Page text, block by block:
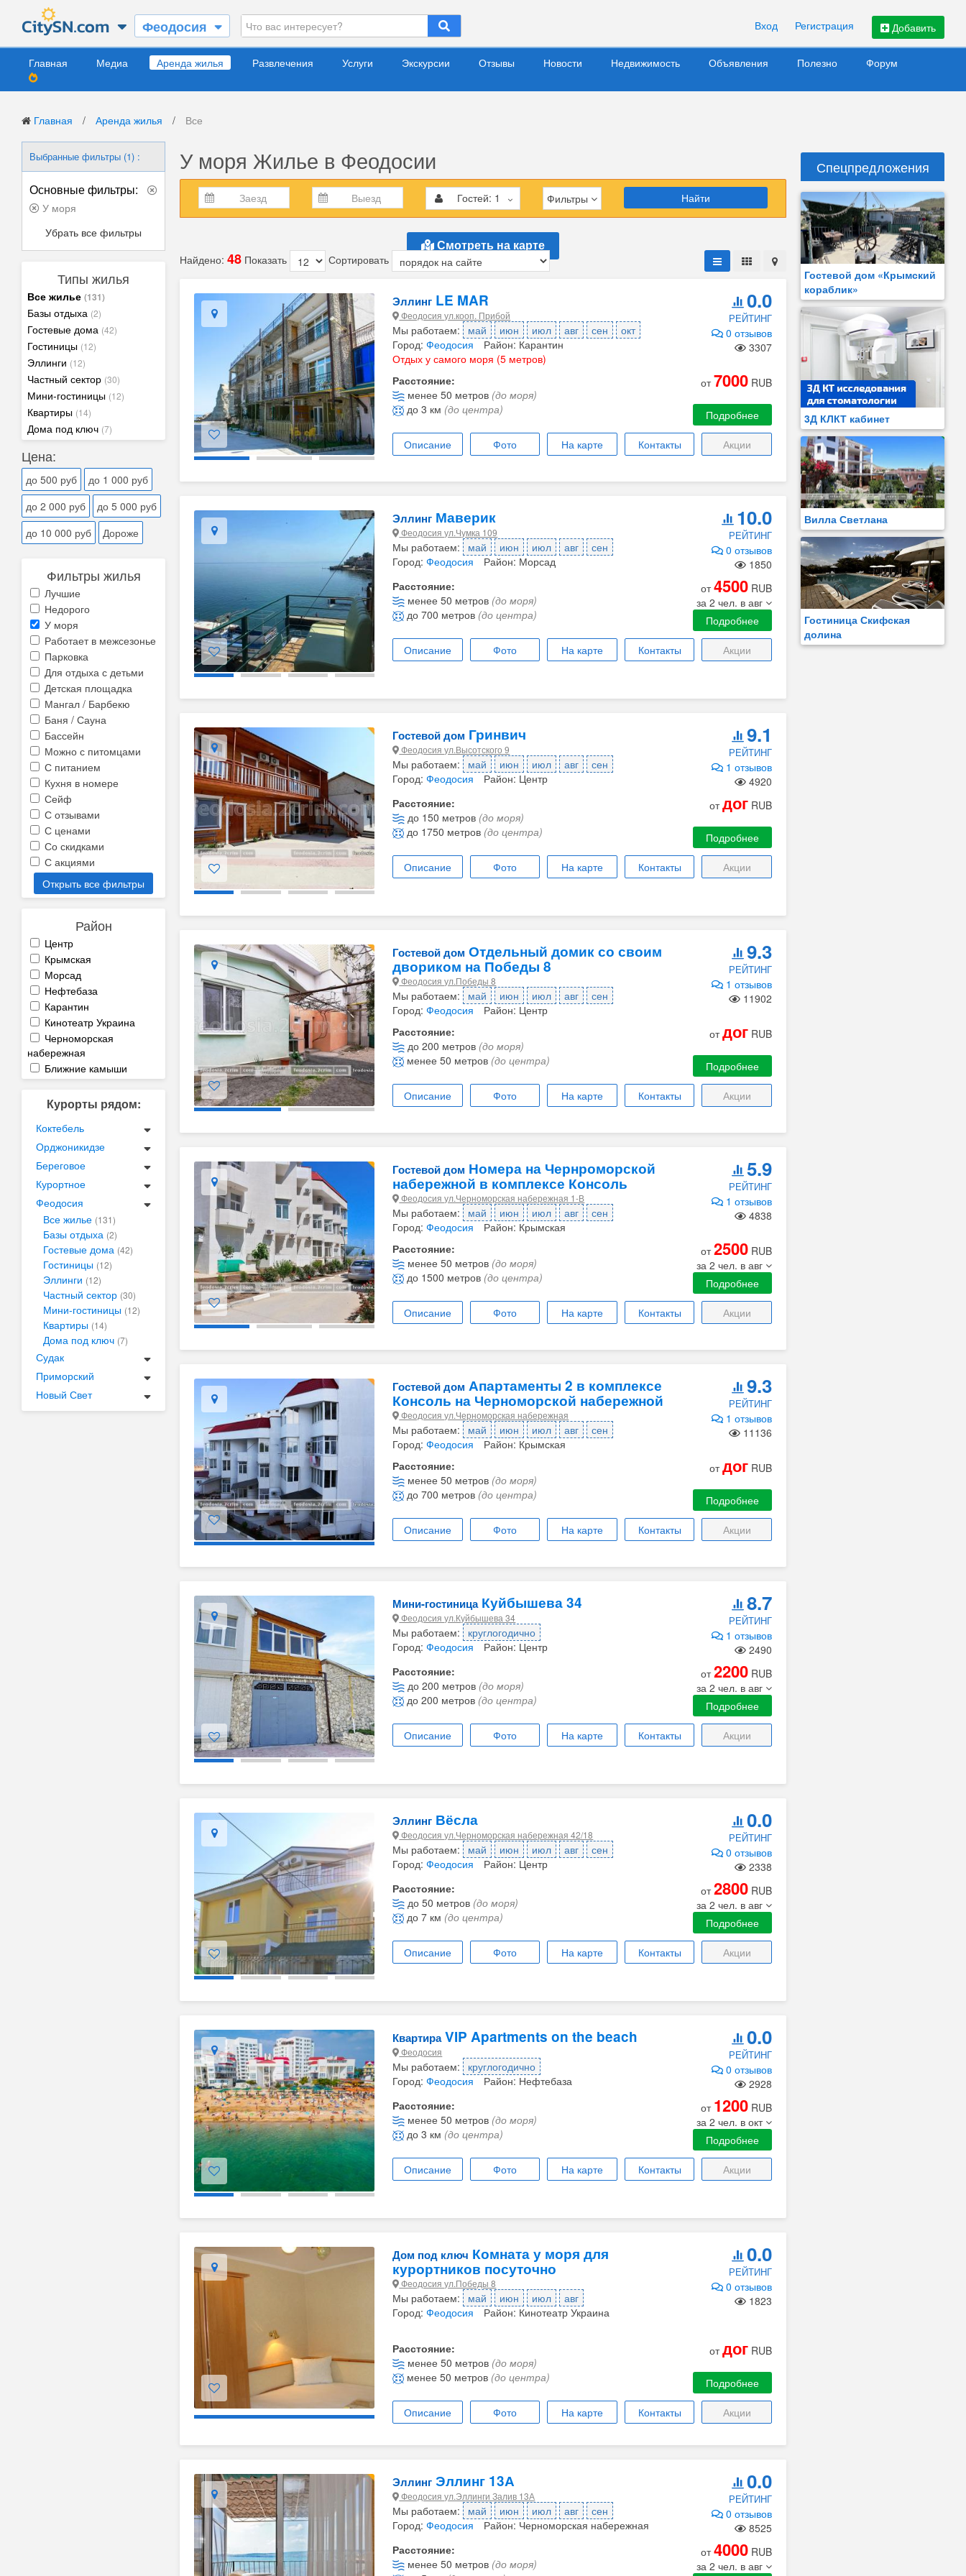
Феодосия Добавить
Вход Регистрация
Главная Медиа Аренда жилья Развлечения Услуги Экскурсии Отзывы Новости Недвижимость Объявления Полезно Форум
Главная / Аренда жилья / Все
Выбранные фильтры (1) :
Основные фильтры:
У моря
Убрать все фильтры
Типы жилья
Все жилье (131)
Базы отдыха (2)
Гостевые дома (42)
Гостиницы (12)
Эллинги (12)
Частный сектор (30)
Мини-гостиницы (12)
Квартиры (14)
Дома под ключ (7)
Цена:
до 500 руб
до 1 000 руб
до 2 000 руб
до 5 000 руб
до 10 000 руб
Дороже
Фильтры жилья
Лучшие
Недорого
У моря
Работает в межсезонье
Парковка
Для отдыха с детьми
Детская площадка
Мангал / Барбекю
Баня / Сауна
Бассейн
Можно с питомцами
С питанием
Кухня в номере
Сейф
С отзывами
С ценами
Со скидками
С акциями
Открыть все фильтры
Район
Центр
Крымская
Морсад
Нефтебаза
Карантин
Кинотеатр Украина
Черноморская
набережная
Ближние камыши
Курорты рядом:
Коктебель
Орджоникидзе
Береговое
Курортное
Феодосия
Все жилье (131)
Базы отдыха (2)
Гостевые дома (42)
Гостиницы (12)
Эллинги (12)
Частный сектор (30)
Мини-гостиницы (12)
Квартиры (14)
Дома под ключ (7)
Судак
Приморский
Новый Свет
У моря Жилье в Феодосии
Гостей: 1 Фильтры Найти
Смотреть на карте
Найдено: 48 Показать Сортировать
Эллинг LE MAR
Феодосия ул.кооп. Прибой
Мы работаем: май июн июл авг сен
окт
Город:Феодосия
Район: Карантин
Отдых у самого моря (5 метров)
0.0
РЕЙТИНГ
0 отзывов
3307
Расстояние:
менее 50 метров (до моря)
до 3 км (до центра)
от7000RUB
Подробнее
Описание Фото На карте Контакты Акции
Эллинг Маверик
Феодосия ул.Чумка 109
Мы работаем: май июн июл авг
сен
Город:Феодосия Район: Морсад
10.0
РЕЙТИНГ
0 отзывов
1850
Расстояние:
менее 50 метров (до моря)
до 700 метров (до центра)
от4500RUB
за 2 чел. в авг
Подробнее
Описание Фото На карте Контакты Акции
Гостевой дом Гринвич
Феодосия ул.Высотского 9
Мы работаем: май июн июл авг
сен
Город:Феодосия Район: Центр
9.1
РЕЙТИНГ
1 отзывов
4920
Расстояние:
до 150 метров (до моря)
до 1750 метров (до центра)
отдогRUB
Подробнее
Описание Фото На карте Контакты Акции
Гостевой дом Отдельный домик со своим
двориком на Победы 8
Феодосия ул.Победы 8
Мы работаем: май июн июл авг
сен
Город:Феодосия Район: Центр
9.3
РЕЙТИНГ
1 отзывов
11902
Расстояние:
до 200 метров (до моря)
менее 50 метров (до центра)
отдогRUB
Подробнее
Описание Фото На карте Контакты Акции
Гостевой дом Номера на Чернроморской
набережной в комплексе Консоль
Феодосия ул.Черноморская набережная 1-В
Мы работаем: май июн июл авг
сен
Город:Феодосия Район: Крымская
5.9
РЕЙТИНГ
1 отзывов
4838
Расстояние:
менее 50 метров (до моря)
до 1500 метров (до центра)
от2500RUB
за 2 чел. в авг
Подробнее
Описание Фото На карте Контакты Акции
Гостевой дом Апартаменты 2 в комплексе
Консоль на Черноморской набережной
Феодосия ул.Черноморская набережная
Мы работаем: май июн июл авг
сен
Город:Феодосия Район: Крымская
9.3
РЕЙТИНГ
1 отзывов
11136
Расстояние:
менее 50 метров (до моря)
до 700 метров (до центра)
отдогRUB
Подробнее
Описание Фото На карте Контакты Акции
Мини-гостиницаКуйбышева 34
Феодосия ул.Куйбышева 34
Мы работаем: круглогодично
Город:Феодосия Район: Центр
8.7
РЕЙТИНГ
1 отзывов
2490
Расстояние:
до 200 метров (до моря)
до 200 метров (до центра)
от2200RUB
за 2 чел. в авг
Подробнее
Описание Фото На карте Контакты Акции
Эллинг Вёсла
Феодосия ул.Черноморская набережная 42/18
Мы работаем: май июн июл авг
сен
Город:Феодосия Район: Центр
0.0
РЕЙТИНГ
0 отзывов
2338
Расстояние:
до 50 метров (до моря)
до 7 км (до центра)
от2800RUB
за 2 чел. в авг
Подробнее
Описание Фото На карте Контакты Акции
КвартираVIP Apartments on the beach
Феодосия
Мы работаем: круглогодично
Город:Феодосия Район: Нефтебаза
0.0
РЕЙТИНГ
0 отзывов
2928
Расстояние:
менее 50 метров (до моря)
до 3 км (до центра)
от 1200RUB
за 2 чел. в окт
Подробнее
Описание Фото На карте Контакты Акции
Дом под ключ Комната у моря для
курортников посуточно
Феодосия ул.Победы 8
Мы работаем: май июн июл
авг
Город:Феодосия Район: Кинотеатр Украина
0.0
РЕЙТИНГ
0 отзывов
1823
Расстояние:
менее 50 метров (до моря)
менее 50 метров (до центра)
отдогRUB
Подробнее
Описание Фото На карте Контакты Акции
Эллинг Эллинг 13А
Феодосия ул.Эллинги Залив 13А
Мы работаем: май июн июл авг
сен
Город:Феодосия Район: Черноморская набережная
0.0
РЕЙТИНГ
0 отзывов
8525
Расстояние:
менее 50 метров (до моря)
от4000RUB
за 2 чел. в авг
Спецпредложения
Гостевой дом «Крымский
кораблик»
3Д КЛКТ кабинет
Вилла Светлана
Гостиница Скифская
долина